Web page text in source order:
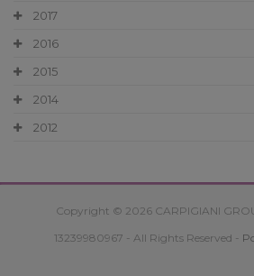
2017
2016
2015
2014
2012
Copyright © 2026 CARPIGIANI
13239980967 - All Rights Reserved -